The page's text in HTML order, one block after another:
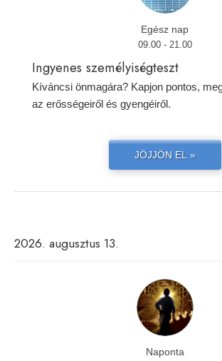
Egész nap
09.00 - 21.00
Ingyenes személyiségteszt
Kíváncsi önmagára? Kapjon pontos,
az erősségeiről és gyengéiről.
JÖJJÖN EL »
2026. augusztus 13.
Naponta